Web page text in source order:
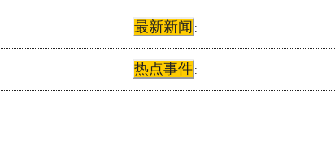
最新新闻 :
热点事件 :